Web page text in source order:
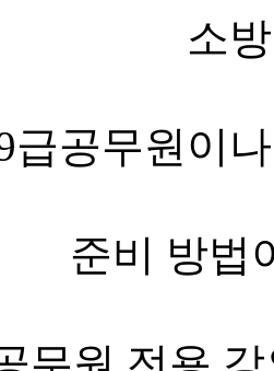
소
급공무원이
준비 방법